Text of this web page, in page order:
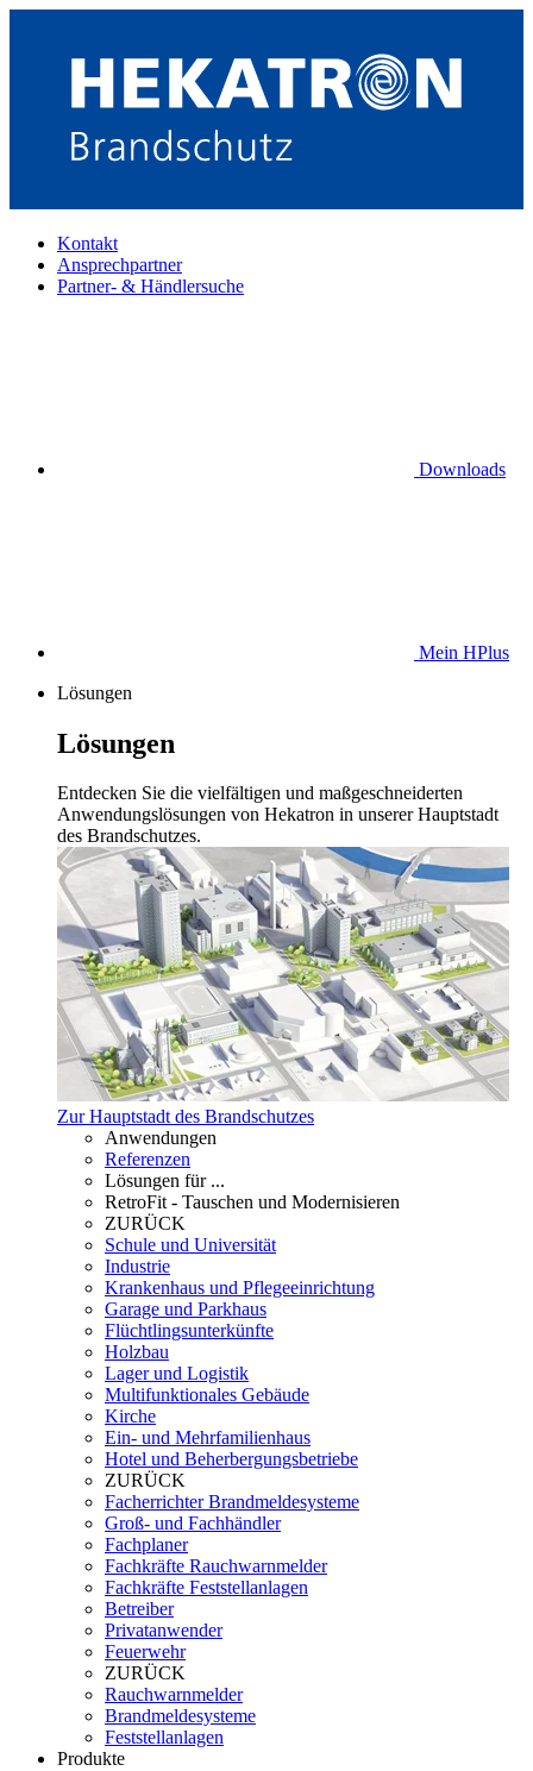
Kontakt
Ansprechpartner
Partner- & Händlersuche
Downloads
Mein HPlus
Lösungen
Lösungen
Entdecken Sie die vielfältigen und maßgeschneiderten
Anwendungslösungen von Hekatron in unserer Hauptstadt
des Brandschutzes.
Zur Hauptstadt des Brandschutzes
Anwendungen
Referenzen
Lösungen für ...
RetroFit - Tauschen und Modernisieren
ZURÜCK
Schule und Universität
Industrie
Krankenhaus und Pflegeeinrichtung
Garage und Parkhaus
Flüchtlingsunterkünfte
Holzbau
Lager und Logistik
Multifunktionales Gebäude
Kirche
Ein- und Mehrfamilienhaus
Hotel und Beherbergungsbetriebe
ZURÜCK
Facherrichter Brandmeldesysteme
Groß- und Fachhändler
Fachplaner
Fachkräfte Rauchwarnmelder
Fachkräfte Feststellanlagen
Betreiber
Privatanwender
Feuerwehr
ZURÜCK
Rauchwarnmelder
Brandmeldesysteme
Feststellanlagen
Produkte